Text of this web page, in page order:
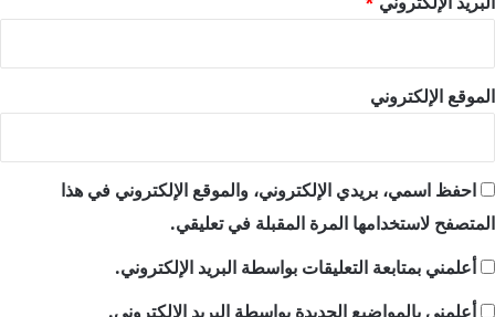
الموقع الإلكتروني
احفظ اسمي، بريدي الإلكتروني، والموقع الإلكتروني في هذا
المتصفح لاستخدامها المرة المقبلة في تعليقي.
أعلمني بمتابعة التعليقات بواسطة البريد الإلكتروني.
أعلمني بالمواضيع الجديدة بواسطة البريد الإلكتروني.